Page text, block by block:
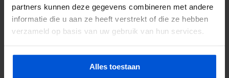
partners kunnen deze gegevens combineren met andere
informatie die u aan ze heeft verstrekt of die ze hebben
verzameld op basis van uw gebruik van hun services.
Alles toestaan
WIJ HELPEN JE GRAAG
0317 358 228